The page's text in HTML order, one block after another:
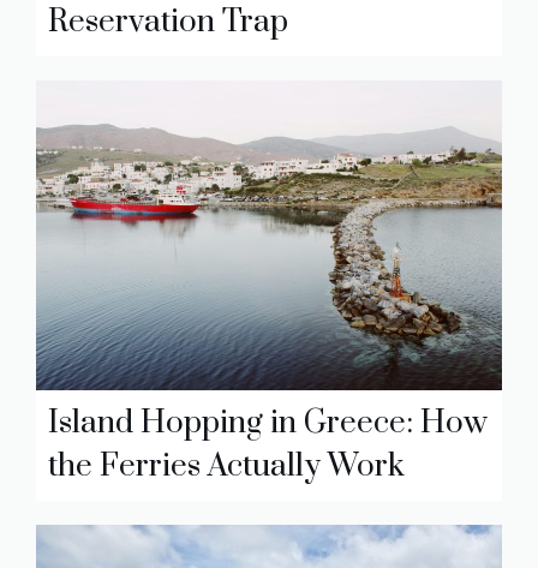
Reservation Trap
Island Hopping in Greece: How
the Ferries Actually Work